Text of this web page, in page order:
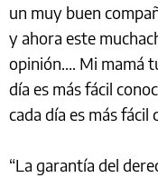
un muy buen
y ahora este
opinión.... Mi mamá
día es más fácil
cada día es más fácil
“La garantía del